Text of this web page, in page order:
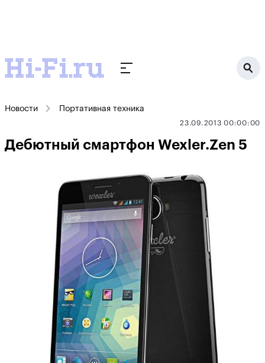
Новости Портативная техника
23.09.2013 00:00:00
Дебютный смартфон Wexler.Zen 5